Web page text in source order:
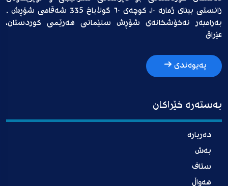
زانستی بینای ژمارە ١٠، کوچەی ٦٠ گوڵاباخ 335 شەقامی شۆڕش ,
بەرامبەر نەخۆشخانەی شۆڕش سلێمانی هەرێمی کوردستان،
عێراق
پەیوەندی
بەستەرە خێراکان
دەربارە
بەش
ستاف
هەواڵ